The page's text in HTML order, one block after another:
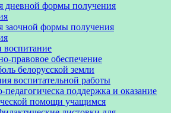
дневной формы получения
заочной формы получения
правовое обеспечение
белорусской земли
воспитательной работы
педагогическа поддержка и оказание
помощи учащимся